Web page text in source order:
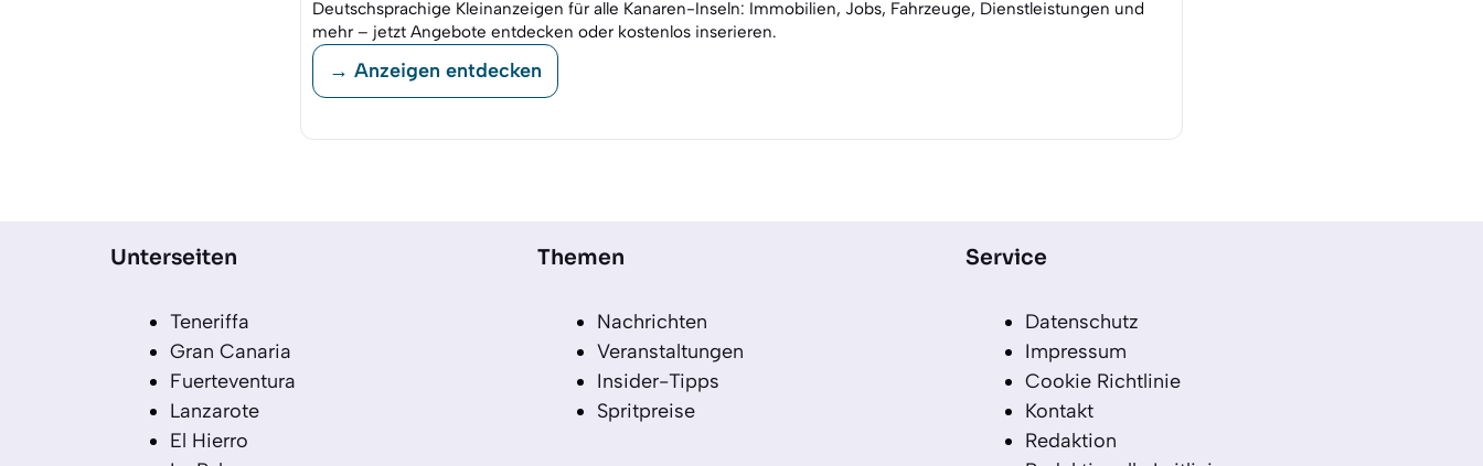
Deutschsprachige Kleinanzeigen für alle Kanaren-Inseln: Immobilien, Jobs, Fahrzeuge, Dienstleistungen und
mehr – jetzt Angebote entdecken oder kostenlos inserieren.
→ Anzeigen entdecken
Unterseiten
Teneriffa
Gran Canaria
Fuerteventura
Lanzarote
El Hierro
Themen
Nachrichten
Veranstaltungen
Insider-Tipps
Spritpreise
Service
Datenschutz
Impressum
Cookie Richtlinie
Kontakt
Redaktion